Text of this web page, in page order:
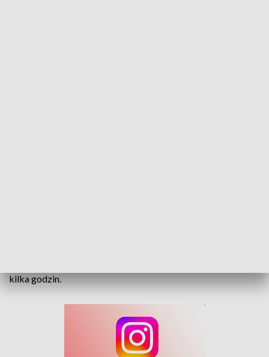
kilka godzin.